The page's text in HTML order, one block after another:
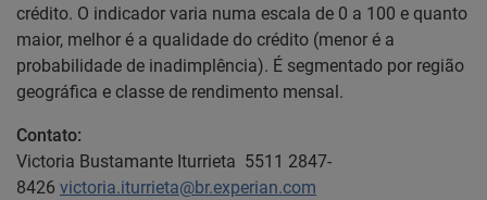
crédito. O indicador varia numa escala de 0 a 100 e quanto
maior, melhor é a qualidade do crédito (menor é a
probabilidade de inadimplência). É segmentado por região
geográfica e classe de rendimento mensal.
Contato:
Victoria Bustamante Iturrieta 5511 2847-
8426 victoria.iturrieta@br.experian.com